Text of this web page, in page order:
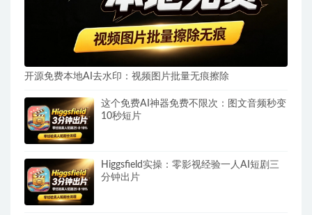
开源免费本地AI去水印：视频图片批量无痕擦除
这个免费AI神器免费不限次：图文音频秒变
10秒短片
Higgsfield实操：零影视经验一人AI短剧三
分钟出片